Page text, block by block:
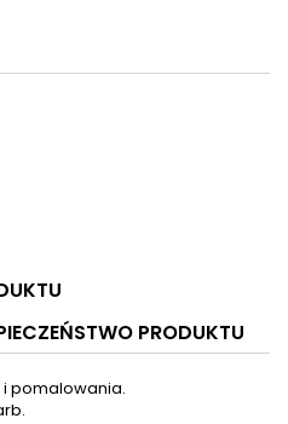
PRODUKTU
pomalowania.